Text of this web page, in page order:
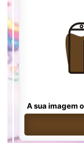
A sua imagem